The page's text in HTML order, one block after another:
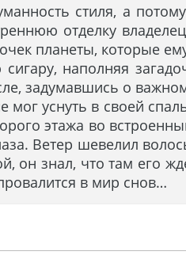
стиля, а
отделку
планеты, которые
наполняя
задумавшись о
уснуть в своей
этажа во
Ветер шевелил
он знал, что там его
в мир снов…